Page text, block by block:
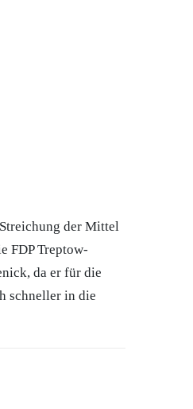
der Mittel
FDP Treptow-
da er für die
schneller in die